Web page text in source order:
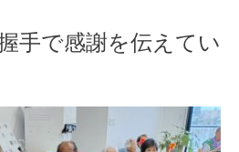
手で感謝を伝えてい